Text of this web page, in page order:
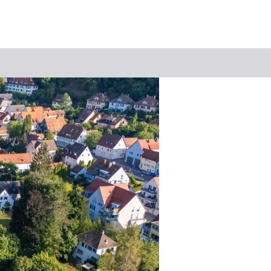
Suchbegriff
Das könnte Sie interessieren
Stadtführungen
Events & Tickets
Ausflugsziele
Erlebnisse
Wein
Radfahren
Wandern